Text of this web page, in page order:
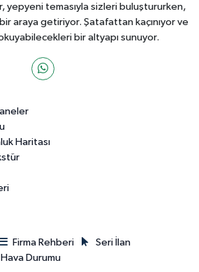
temasıyla sizleri buluştururken,
araya getiriyor. Şatafattan kaçınıyor ve
bir altyapı sunuyor.
Haritası
Firma Rehberi
Seri İlan
Hava Durumu